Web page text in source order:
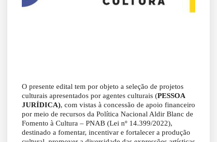
O presente edital tem por objeto a seleção de projetos
culturais apresentados por agentes culturais (PESSOA
JURÍDICA), com vistas à concessão de apoio financeiro
por meio de recursos da Política Nacional Aldir Blanc de
Fomento à Cultura – PNAB (Lei nº 14.399/2022),
destinado a fomentar, incentivar e fortalecer a produção